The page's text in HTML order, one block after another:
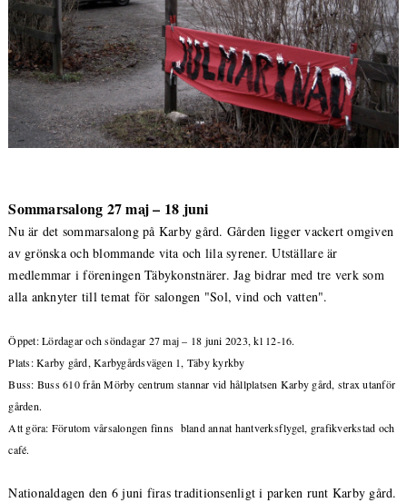
Sommarsalong 27 maj – 18 juni
Nu är det sommarsalong på Karby gård. Gården ligger vackert omgiven
av grönska och blommande vita och lila syrener. Utställare är
medlemmar i föreningen Täbykonstnärer. Jag bidrar med tre verk som
alla anknyter till temat för salongen "Sol, vind och vatten".
Öppet: Lördagar och söndagar 27 maj – 18 juni 2023, kl 12-16.
Plats: Karby gård, Karbygårdsvägen 1, Täby kyrkby
Buss: Buss 610 från Mörby centrum stannar vid hållplatsen Karby gård, strax utanför
gården.
Att göra: Förutom vårsalongen finns bland annat hantverksflygel, grafikverkstad och
café.
Nationaldagen den 6 juni firas traditionsenligt i parken runt Karby gård.